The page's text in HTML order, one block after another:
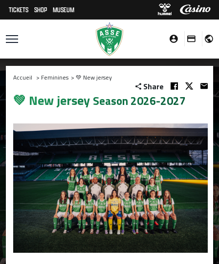
TICKETS SHOP MUSEUM
Accueil > Feminines > 💚 New jersey
Share
💚 New jersey Season 2026-2027